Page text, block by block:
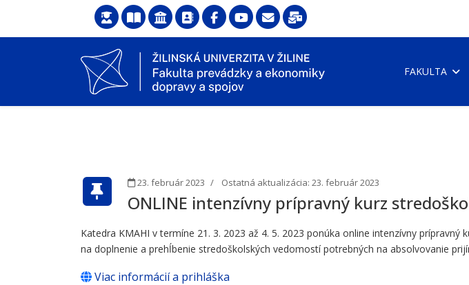
FAKULTA
23. február 2023 Ostatná aktualizácia: 23. február 2023
ONLINE intenzívny prípravný kurz
Katedra KMAHI v termíne 21. 3. 2023 až 4. 5. 2023 ponúka online intenzívny
na doplnenie a prehĺbenie stredoškolských vedomostí potrebných na absolvovanie
Viac informácií a prihláška